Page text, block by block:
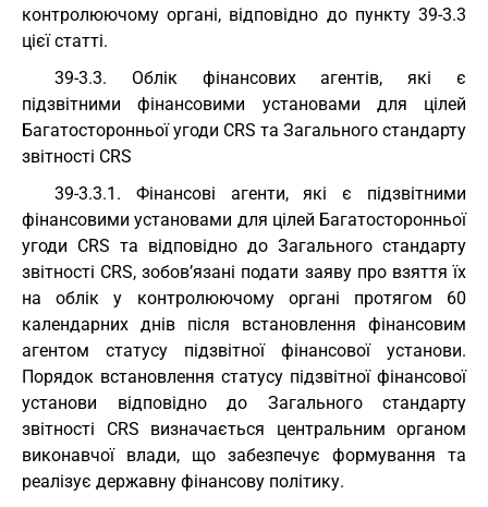
контролюючому органі, відповідно до пункту 39-3.3
цієї статті.
39-3.3. Облік фінансових агентів, які є
підзвітними фінансовими установами для цілей
Багатосторонньої угоди CRS та Загального стандарту
звітності CRS
39-3.3.1. Фінансові агенти, які є підзвітними
фінансовими установами для цілей Багатосторонньої
угоди CRS та відповідно до Загального стандарту
звітності CRS, зобов’язані подати заяву про взяття їх
на облік у контролюючому органі протягом 60
календарних днів після встановлення фінансовим
агентом статусу підзвітної фінансової установи.
Порядок встановлення статусу підзвітної фінансової
установи відповідно до Загального стандарту
звітності CRS визначається центральним органом
виконавчої влади, що забезпечує формування та
реалізує державну фінансову політику.